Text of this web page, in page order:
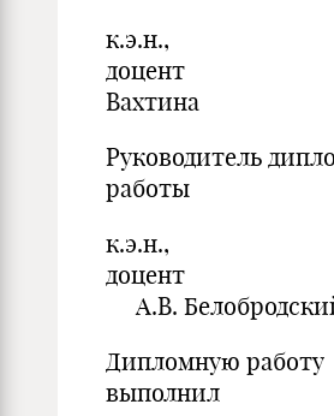
к.э.н.,
Вахтина
Руководитель
работы
к.э.н.,
А.В.
Дипломную работу
выполнил